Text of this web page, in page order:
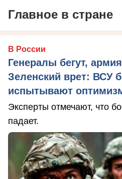
Главное в стране
В России
Генералы бегут,
Зеленский врет: ВСУ
испытывают
Эксперты отмечают, что
падает.